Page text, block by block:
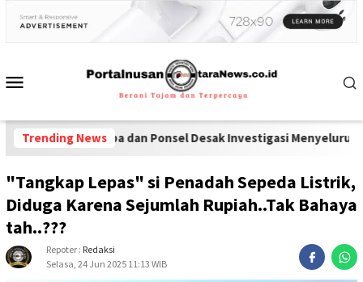
Trending News
dan Ponsel Desak Investigasi Menyeluruh di Lapas
"Tangkap Lepas" si Penadah Sepeda Listrik,
Diduga Karena Sejumlah Rupiah..Tak Bahaya
tah..???
Repoter : Redaksi
Selasa, 24 Jun 2025 11:13 WIB